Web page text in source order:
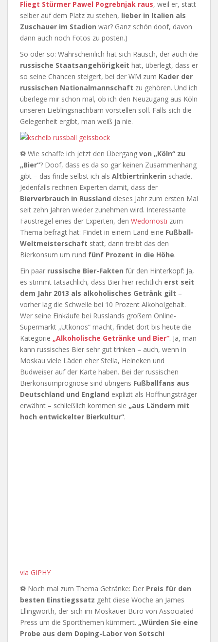
Fliegt Stürmer Pawel Pogrebnjak raus, weil er, statt
selber auf dem Platz zu stehen, lieber in Italien als
Zuschauer im Stadion war? Ganz schön doof, davon
dann auch noch Fotos zu posten.)
So oder so: Wahrscheinlich hat sich Rausch, der auch die
russische Staatsangehörigkeit hat, überlegt, dass er
so seine Chancen steigert, bei der WM zum Kader der
russischen Nationalmannschaft zu gehören. Und ich
überlege mir schon mal, ob ich den Neuzugang aus Köln
unseren Lieblingsnachbarn vorstellen soll. Falls sich die
Gelegenheit ergibt, man weiß ja nie.
⚽ Wie schaffe ich jetzt den Übergang von „Köln“ zu
„Bier“? Doof, dass es da so gar keinen Zusammenhang
gibt – das finde selbst ich als Altbiertrinkerin schade.
Jedenfalls rechnen Experten damit, dass der
Bierverbrauch in Russland dieses Jahr zum ersten Mal
seit zehn Jahren wieder zunehmen wird. Interessante
Faustregel eines der Experten, den Wedomosti zum
Thema befragt hat: Findet in einem Land eine Fußball-
Weltmeisterschaft statt, dann treibt das den
Bierkonsum um rund fünf Prozent in die Höhe.
Ein paar russische Bier-Fakten für den Hinterkopf: Ja,
es stimmt tatsächlich, dass Bier hier rechtlich erst seit
dem Jahr 2013 als alkoholisches Getränk gilt –
vorher lag die Schwelle bei 10 Prozent Alkoholgehalt.
Wer seine Einkäufe bei Russlands großem Online-
Supermarkt „Utkonos“ macht, findet dort bis heute die
Kategorie „Alkoholische Getränke und Bier“. Ja, man
kann russisches Bier sehr gut trinken – auch, wenn in
Moskau viele Läden eher Stella, Heineken und
Budweiser auf der Karte haben. Bei der russischen
Bierkonsumprognose sind übrigens Fußballfans aus
Deutschland und England explizit als Hoffnungsträger
erwähnt – schließlich kommen sie „aus Ländern mit
hoch entwickelter Bierkultur“.
via GIPHY
⚽ Noch mal zum Thema Getränke: Der Preis für den
besten Einstiegssatz geht diese Woche an James
Ellingworth, der sich im Moskauer Büro von Associated
Press um die Sportthemen kümmert. „Würden Sie eine
Probe aus dem Doping-Labor von Sotschi